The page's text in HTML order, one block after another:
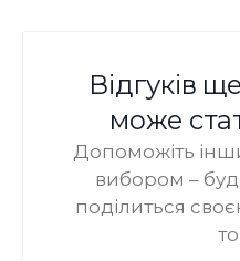
Відгуків
може
Допоможіть
вибором –
поділиться